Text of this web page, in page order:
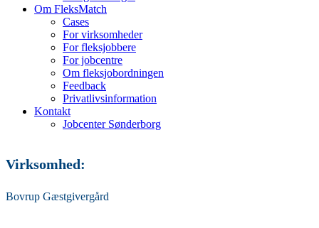
Om FleksMatch
Cases
For virksomheder
For fleksjobbere
For jobcentre
Om fleksjobordningen
Feedback
Privatlivsinformation
Kontakt
Jobcenter Sønderborg
Virksomhed:
Bovrup Gæstgivergård